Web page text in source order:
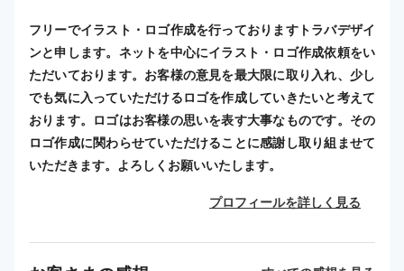
フリーでイラスト・ロゴ作成を行っておりますトラバデザイ
ンと申します。ネットを中心にイラスト・ロゴ作成依頼をい
ただいております。お客様の意見を最大限に取り入れ、少し
でも気に入っていただけるロゴを作成していきたいと考えて
おります。ロゴはお客様の思いを表す大事なものです。その
ロゴ作成に関わらせていただけることに感謝し取り組ませて
いただきます。よろしくお願いいたします。
プロフィールを詳しく見る